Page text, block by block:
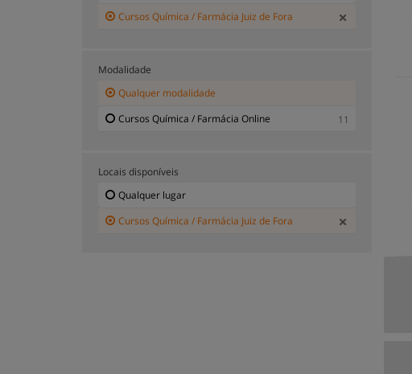
Cursos Química / Farmácia Juiz de Fora
Modalidade
Qualquer modalidade
Cursos Química / Farmácia Online
11
Locais disponíveis
Qualquer lugar
Cursos Química / Farmácia Juiz de Fora